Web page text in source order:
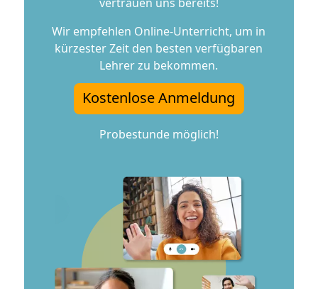
Wir empfehlen Online-Unterricht, um in
kürzester Zeit den besten verfügbaren
Lehrer zu bekommen.
Kostenlose Anmeldung
Probestunde möglich!